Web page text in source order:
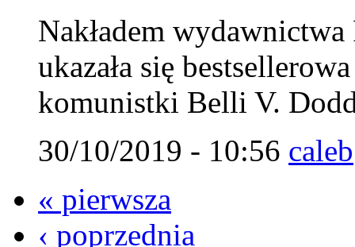
Nakładem
ukazała się
komunistki Belli V.
30/10/2019 - 10:56 caleb
« pierwsza
‹ poprzednia